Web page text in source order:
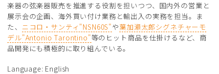
楽器の弦楽器販売を推進する役割を担いつつ、国内外の営業と
展示会の企画、海外買い付け業務と輸出入の実務を担当。ま
た、 ニコロ・サンティ"NSN60S"や葉加瀬太郎シグネチャーモ
デル"Antonio Tarontino"等のヒット商品を仕掛けるなど、商
品開発にも積極的に取り組んでいる。
Language: English